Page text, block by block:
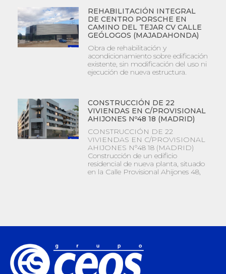
REHABILITACIÓN INTEGRAL
DE CENTRO PORSCHE EN
CAMINO DEL TEJAR CV CALLE
GEÓLOGOS (MAJADAHONDA)
Obra de rehabilitación y
acondicionamiento sobre edificación
existente, sin modificación del uso ni
ejecución de nueva estructura.
CONSTRUCCIÓN DE 22
VIVIENDAS EN C/PROVISIONAL
AHIJONES Nº48 18 (MADRID)
CONSTRUCCIÓN DE 22
VIVIENDAS EN C/PROVISIONAL
AHIJONES Nº48 18 (MADRID)
Construcción de un edificio
residencial de nueva planta, situado
en la Calle Provisional Ahijones 48,